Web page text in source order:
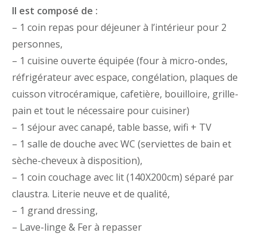
Il est composé de :
– 1 coin repas pour déjeuner à l’intérieur pour 2
personnes,
– 1 cuisine ouverte équipée (four à micro-ondes,
réfrigérateur avec espace, congélation, plaques de
cuisson vitrocéramique, cafetière, bouilloire, grille-
pain et tout le nécessaire pour cuisiner)
– 1 séjour avec canapé, table basse, wifi + TV
– 1 salle de douche avec WC (serviettes de bain et
sèche-cheveux à disposition),
– 1 coin couchage avec lit (140X200cm) séparé par
claustra. Literie neuve et de qualité,
– 1 grand dressing,
– Lave-linge & Fer à repasser